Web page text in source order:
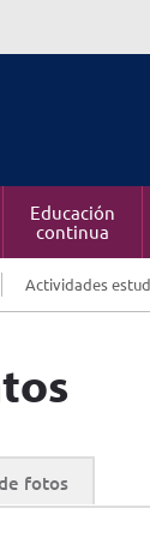
Educación
continua
Actividades
fotos